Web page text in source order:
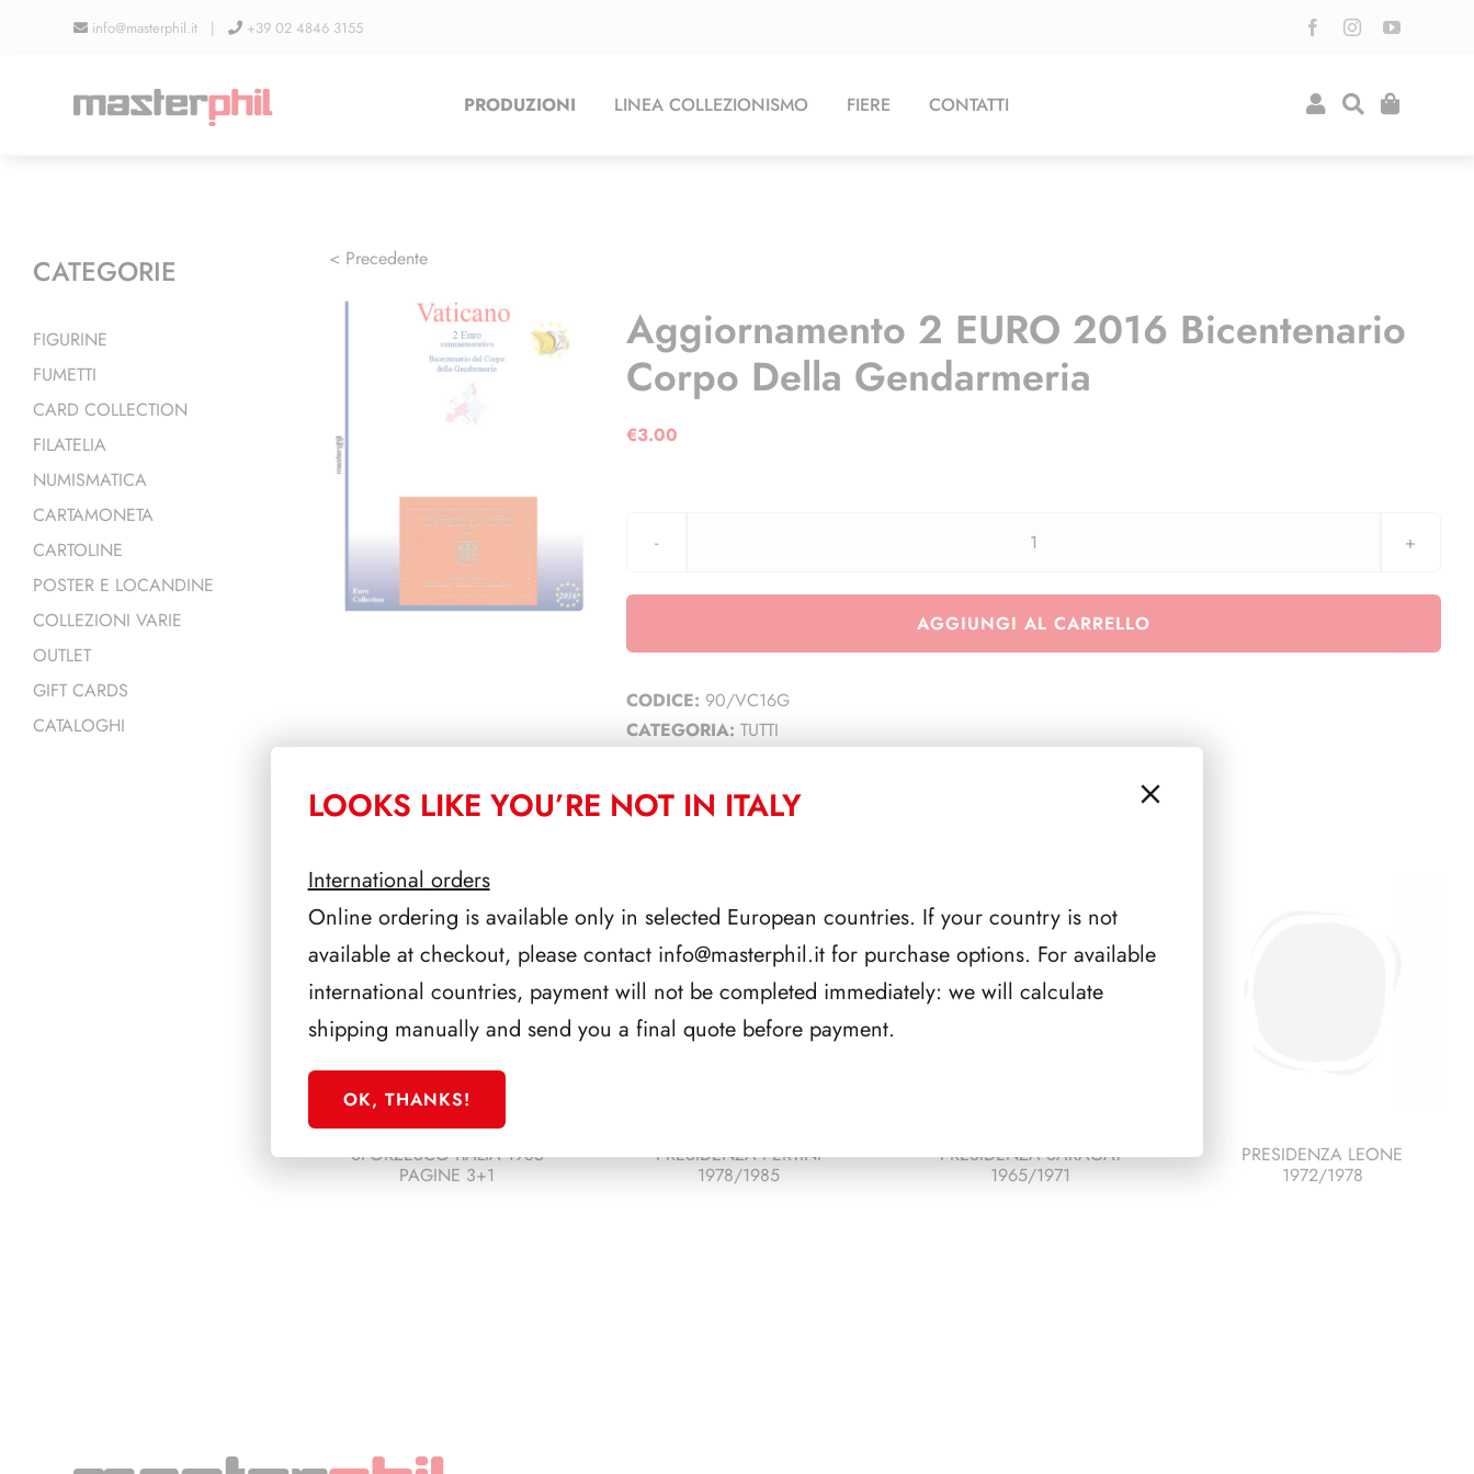
info@masterphil.it | +39 02 4846 3155
PRODUZIONI LINEA COLLEZIONISMO FIERE CONTATTI
< Precedente
Aggiornamento 2 EURO 2016 Bicentenario
Corpo Della Gendarmeria
€3.00
aggiornamento
EURO
AGGIUNGI AL CARRELLO
CODICE: 90/VC16G
CATEGORIA: TUTTI
SFORZESCO ITALIA 1985
PAGINE 3+1
PRESIDENZA PERTINI
1978/1985
PRESIDENZA SARAGAT
1965/1971
PRESIDENZA LEONE
1972/1978
CATEGORIE
FIGURINE
FUMETTI
CARD COLLECTION
FILATELIA
NUMISMATICA
CARTAMONETA
CARTOLINE
POSTER E LOCANDINE
COLLEZIONI VARIE
OUTLET
GIFT CARDS
CATALOGHI
LOOKS LIKE YOU’RE NOT IN ITALY
International orders
Online ordering is available only in selected European countries. If your country is not
available at checkout, please contact info@masterphil.itfor purchase options. For available
international countries, payment will not be completed immediately: we will calculate
shipping manually and send you a final quote before payment.
OK, THANKS!